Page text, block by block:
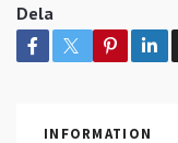
Dela
INFORMATION